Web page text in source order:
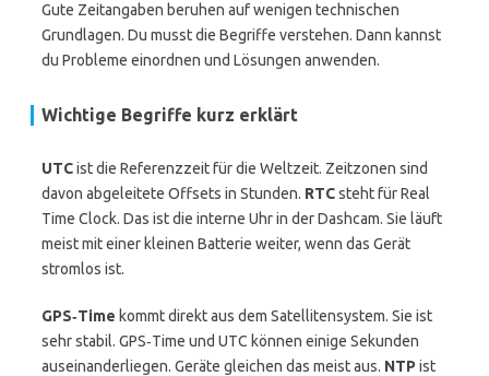
Gute Zeitangaben beruhen auf wenigen technischen
Grundlagen. Du musst die Begriffe verstehen. Dann kannst
du Probleme einordnen und Lösungen anwenden.
Wichtige Begriffe kurz erklärt
UTCist die Referenzzeit für die Weltzeit. Zeitzonen sind
davon abgeleitete Offsets in Stunden. RTCsteht für Real
Time Clock. Das ist die interne Uhr in der Dashcam. Sie läuft
meist mit einer kleinen Batterie weiter, wenn das Gerät
stromlos ist.
GPS‑Time kommt direkt aus dem Satellitensystem. Sie ist
sehr stabil. GPS‑Time und UTC können einige Sekunden
auseinanderliegen. Geräte gleichen das meist aus. NTP ist